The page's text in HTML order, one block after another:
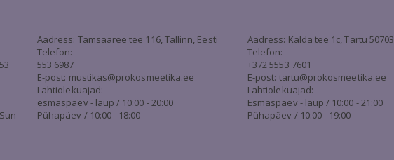
Aadress: Tamsaaree tee 116, Tallinn, Eesti
Telefon:
553 6987
E-post: mustikas@prokosmeetika.ee
Lahtiolekuajad:
esmaspäev - laup / 10:00 - 20:00
Pühapäev / 10:00 - 18:00
Aadress: Kalda tee 1c, Tartu 50703
Telefon:
+372 5553 7601
E-post: tartu@prokosmeetika.ee
Lahtiolekuajad:
Esmaspäev - laup / 10:00 - 21:00
Pühapäev / 10:00 - 19:00